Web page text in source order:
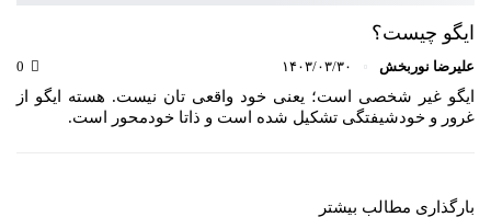
ایگو چیست؟
علیرضا نوربخش ۱۴۰۳/۰۳/۳۰
ایگو غیر شخصی است؛ یعنی خود واقعی تان نیست. هسته ایگو از
غرور و خودشیفتگی تشکیل شده است و ذاتا خودمحور است.
بارگذاری مطالب بیشتر